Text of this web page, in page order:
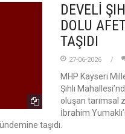
DEVELİ
DOLU
TAŞIDI
27-06-2026
MHP Kayseri
Şıhlı
oluşan tarımsal
İbrahim
taşıdı.